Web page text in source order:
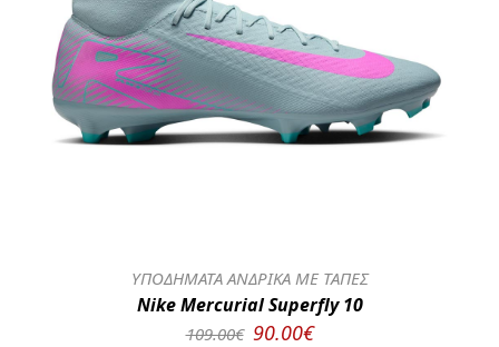
ΥΠΟΔΗΜΑΤΑ ΑΝΔΡΙΚΑ ΜΕ ΤΑΠΕΣ
Nike Mercurial Superfly 10
109.00€ 90.00€